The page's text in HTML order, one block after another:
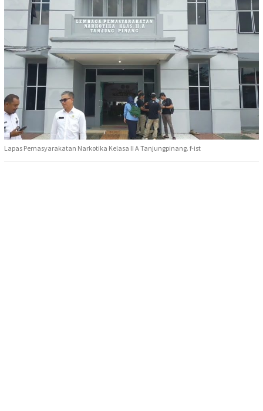
Lapas Pemasyarakatan Narkotika Kelasa II A Tanjungpinang. f-ist